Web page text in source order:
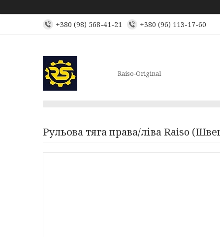
+380 (98) 568-41-21 +380 (96) 113-17-60
Raiso-Original
Рульова тяга права/ліва Raiso